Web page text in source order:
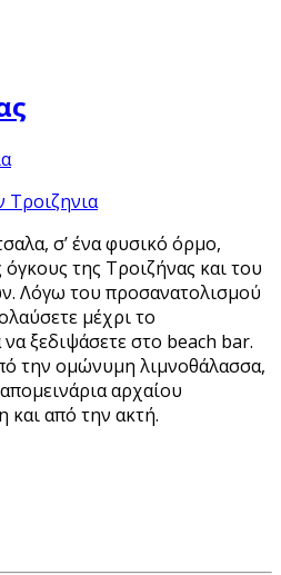
Τροιζηνια
σ’ ένα φυσικό όρμο,
της Τροιζήνας και του
Λόγω του προσανατολισμού
μέχρι το
να ξεδιψάσετε στο beach bar.
την ομώνυμη λιμνοθάλασσα,
αρχαίου
και από την ακτή.